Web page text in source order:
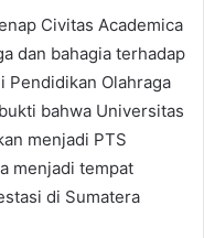
Civitas Academica
dan bahagia terhadap
Pendidikan Olahraga
bahwa Universitas
menjadi PTS
menjadi tempat
di Sumatera